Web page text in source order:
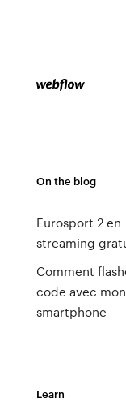
On the blog
Eurosport 2 en
streaming
Comment
code avec mon
smartphone
Learn